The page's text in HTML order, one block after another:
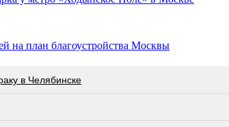
на план благоустройства Москвы
в Челябинске